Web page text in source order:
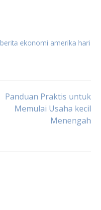
berita ekonomi amerika hari
Panduan Praktis untuk
Memulai Usaha kecil
Menengah